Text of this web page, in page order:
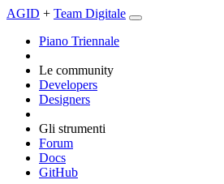
AGID + Team Digitale
Piano Triennale
Le community
Developers
Designers
Gli strumenti
Forum
Docs
GitHub